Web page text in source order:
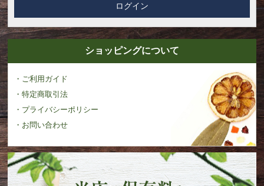
ショッピングについて
・ご利用ガイド
・特定商取引法
・プライバシーポリシー
・お問い合わせ